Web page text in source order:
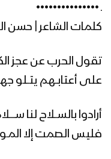
نشيد
ـ •••••••••••••••
كلمات الشاعر | حسن
تقول الحرب عن عجز
على أعتابــهم يتــلو
أرادوا بالســلاح لنا
فليس الصمت إلا